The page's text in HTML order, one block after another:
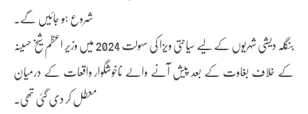
شروع ہو جائیں گے۔
بنگلہ دیشی شہریوں کے لیے سیاحتی ویزا کی سہولت 2024 میں وزیر اعظم شیخ حسینہ
کے خلاف بغاوت کے بعد پیش آنے والے ناخوشگوار واقعات کے درمیان
معطل کر دی گئی تھی۔